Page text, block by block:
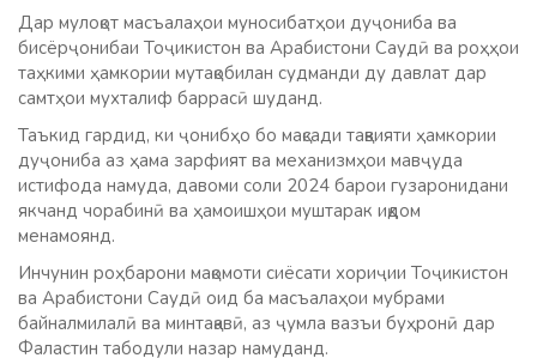
Дар мулоқот масъалаҳои муносибатҳои дуҷониба ва
бисёрҷонибаи Тоҷикистон ва Арабистони Саудӣ ва роҳҳои
таҳкими ҳамкории мутақобилан судманди ду давлат дар
самтҳои мухталиф баррасӣ шуданд.
Таъкид гардид, ки ҷонибҳо бо мақсади тақвияти ҳамкории
дуҷониба аз ҳама зарфият ва механизмҳои мавҷуда
истифода намуда, давоми соли 2024 барои гузаронидани
якчанд чорабинӣ ва ҳамоишҳои муштарак иқдом
менамоянд.
Инчунин роҳбарони мақомоти сиёсати хориҷии Тоҷикистон
ва Арабистони Саудӣ оид ба масъалаҳои мубрами
байналмилалӣ ва минтақавӣ, аз ҷумла вазъи буҳронӣ дар
Фаластин табодули назар намуданд.